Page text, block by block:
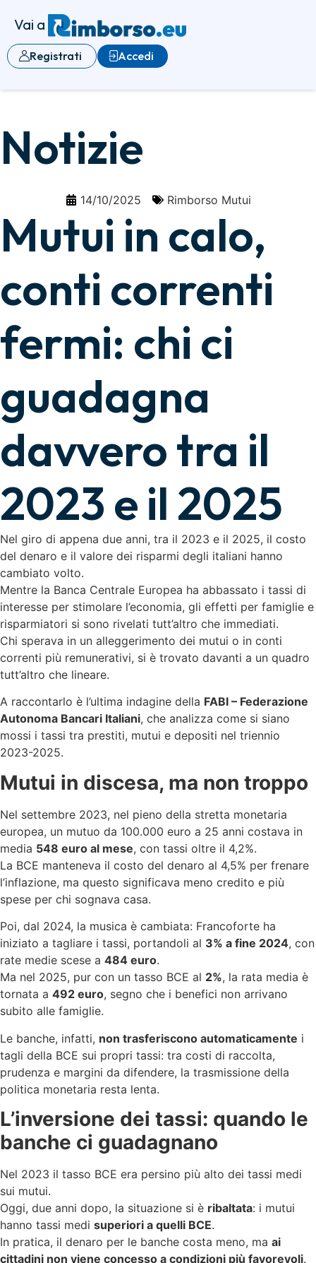
Vai a
Accedi
Registrati
Notizie
14/10/2025 Rimborso Mutui
Mutui in calo,
conti correnti
fermi: chi ci
guadagna
davvero tra il
2023 e il 2025
Nel giro di appena due anni, tra il 2023 e il 2025, il costo
del denaro e il valore dei risparmi degli italiani hanno
cambiato volto.
Mentre la Banca Centrale Europea ha abbassato i tassi di
interesse per stimolare l’economia, gli effetti per famiglie e
risparmiatori si sono rivelati tutt’altro che immediati.
Chi sperava in un alleggerimento dei mutui o in conti
correnti più remunerativi, si è trovato davanti a un quadro
tutt’altro che lineare.
A raccontarlo è l’ultima indagine della FABI – Federazione
Autonoma Bancari Italiani, che analizza come si siano
mossi i tassi tra prestiti, mutui e depositi nel triennio
2023-2025.
Mutui in discesa, ma non troppo
Nel settembre 2023, nel pieno della stretta monetaria
europea, un mutuo da 100.000 euro a 25 anni costava in
media 548 euro al mese, con tassi oltre il 4,2%.
La BCE manteneva il costo del denaro al 4,5% per frenare
l’inflazione, ma questo significava meno credito e più
spese per chi sognava casa.
Poi, dal 2024, la musica è cambiata: Francoforte ha
iniziato a tagliare i tassi, portandoli al 3% a fine 2024, con
rate medie scese a 484 euro.
Ma nel 2025, pur con un tasso BCE al 2%, la rata media è
tornata a 492 euro, segno che i benefici non arrivano
subito alle famiglie.
Le banche, infatti, non trasferiscono automaticamente i
tagli della BCE sui propri tassi: tra costi di raccolta,
prudenza e margini da difendere, la trasmissione della
politica monetaria resta lenta.
L’inversione dei tassi: quando le
banche ci guadagnano
Nel 2023 il tasso BCE era persino più alto dei tassi medi
sui mutui.
Oggi, due anni dopo, la situazione si è ribaltata: i mutui
hanno tassi medi superiori a quelli BCE.
In pratica, il denaro per le banche costa meno, ma ai
cittadini non viene concesso a condizioni più favorevoli.